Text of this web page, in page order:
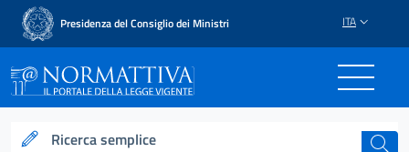
Presidenza del Consiglio dei Ministri ITA
Normattiva - Il portale
Ricerca semplice cerca